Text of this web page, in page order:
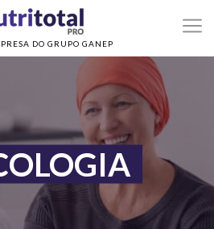
DO GRUPO GANEP